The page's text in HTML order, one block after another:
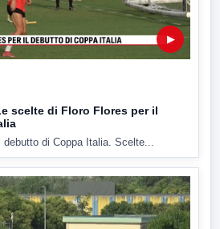
▶
scelte di Floro Flores per il
debutto di Coppa Italia. Scelte...